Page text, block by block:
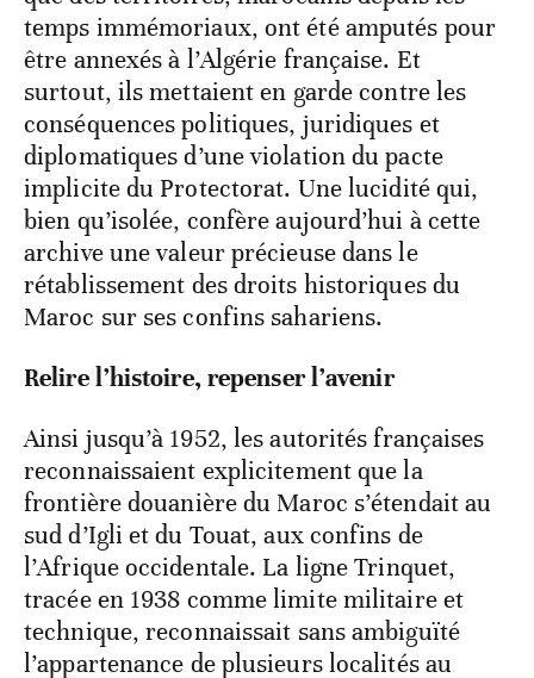
temps immémoriaux, ont été amputés pour
être annexés à l’Algérie française. Et
surtout, ils mettaient en garde contre les
conséquences politiques, juridiques et
diplomatiques d’une violation du pacte
implicite du Protectorat. Une lucidité qui,
bien qu’isolée, confère aujourd’hui à cette
archive une valeur précieuse dans le
rétablissement des droits historiques du
Maroc sur ses confins sahariens.
Relire l’histoire, repenser l’avenir
Ainsi jusqu’à 1952, les autorités françaises
reconnaissaient explicitement que la
frontière douanière du Maroc s’étendait au
sud d’Igli et du Touat, aux confins de
l’Afrique occidentale. La ligne Trinquet,
tracée en 1938 comme limite militaire et
technique, reconnaissait sans ambiguïté
l’appartenance de plusieurs localités au